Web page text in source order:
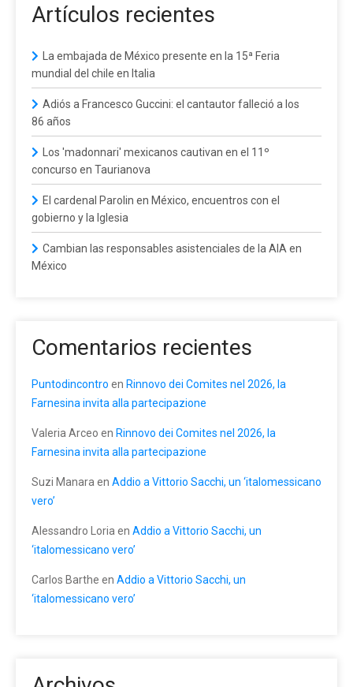
Artículos recientes
La embajada de México presente en la 15ª Feria
mundial del chile en Italia
Adiós a Francesco Guccini: el cantautor falleció a los
86 años
Los 'madonnari' mexicanos cautivan en el 11º
concurso en Taurianova
El cardenal Parolin en México, encuentros con el
gobierno y la Iglesia
Cambian las responsables asistenciales de la AIA en
México
Comentarios recientes
Puntodincontro en Rinnovo dei Comites nel 2026, la
Farnesina invita alla partecipazione
Valeria Arceo en Rinnovo dei Comites nel 2026, la
Farnesina invita alla partecipazione
Suzi Manara en Addio a Vittorio Sacchi, un ‘italomessicano
vero’
Alessandro Loria en Addio a Vittorio Sacchi, un
‘italomessicano vero’
Carlos Barthe en Addio a Vittorio Sacchi, un
‘italomessicano vero’